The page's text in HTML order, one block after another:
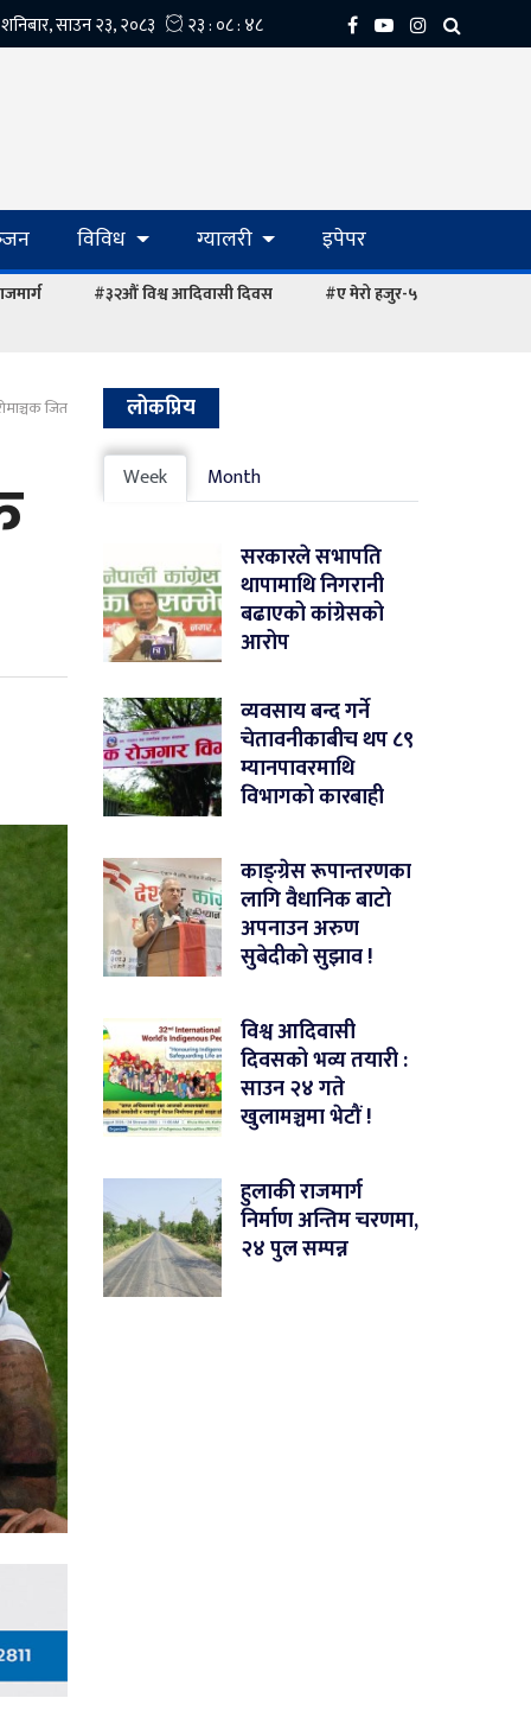
विविध ग्यालरी इपेपर
#३२औं विश्व आदिवासी दिवस #ए मेरो हजुर-५
जित लोकप्रिय
Week Month
सरकारले सभापति
थापामाथि निगरानी
बढाएको कांग्रेसको
आरोप
व्यवसाय बन्द गर्ने
चेतावनीकाबीच थप ८९
म्यानपावरमाथि
विभागको कारबाही
काङ्ग्रेस रूपान्तरणका
लागि वैधानिक बाटो
अपनाउन अरुण
सुबेदीको सुझाव !
विश्व आदिवासी
दिवसको भव्य तयारी :
साउन २४ गते
खुलामञ्चमा भेटौं !
हुलाकी राजमार्ग
निर्माण अन्तिम चरणमा,
२४ पुल सम्पन्न